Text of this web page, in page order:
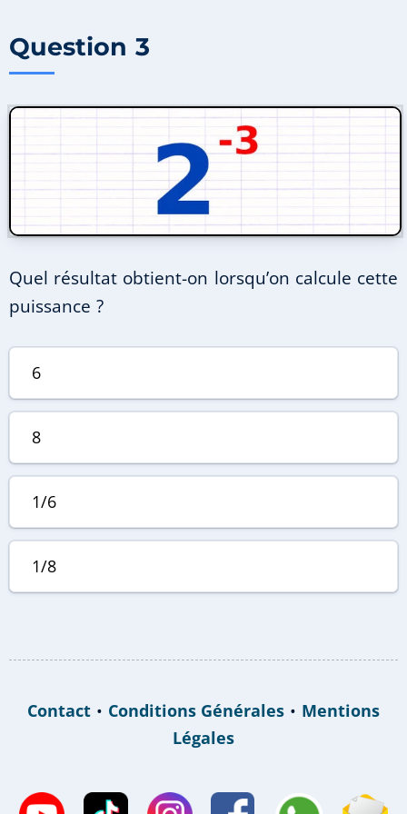
Question 3
Quel résultat obtient-on lorsqu’on calcule cette
puissance ?
6
8
1/6
1/8
Contact• Conditions Générales • Mentions
Légales